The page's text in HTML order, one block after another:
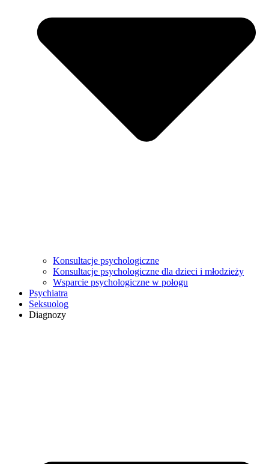
Konsultacje psychologiczne
Konsultacje psychologiczne dla dzieci i młodzieży
Wsparcie psychologiczne w połogu
Psychiatra
Seksuolog
Diagnozy